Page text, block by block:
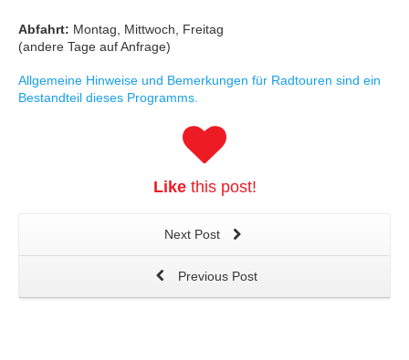
Abfahrt: Montag, Mittwoch, Freitag
(andere Tage auf Anfrage)
Allgemeine Hinweise und Bemerkungen für Radtouren sind ein
Bestandteil dieses Programms.
Likethis post!
Next Post
Previous Post